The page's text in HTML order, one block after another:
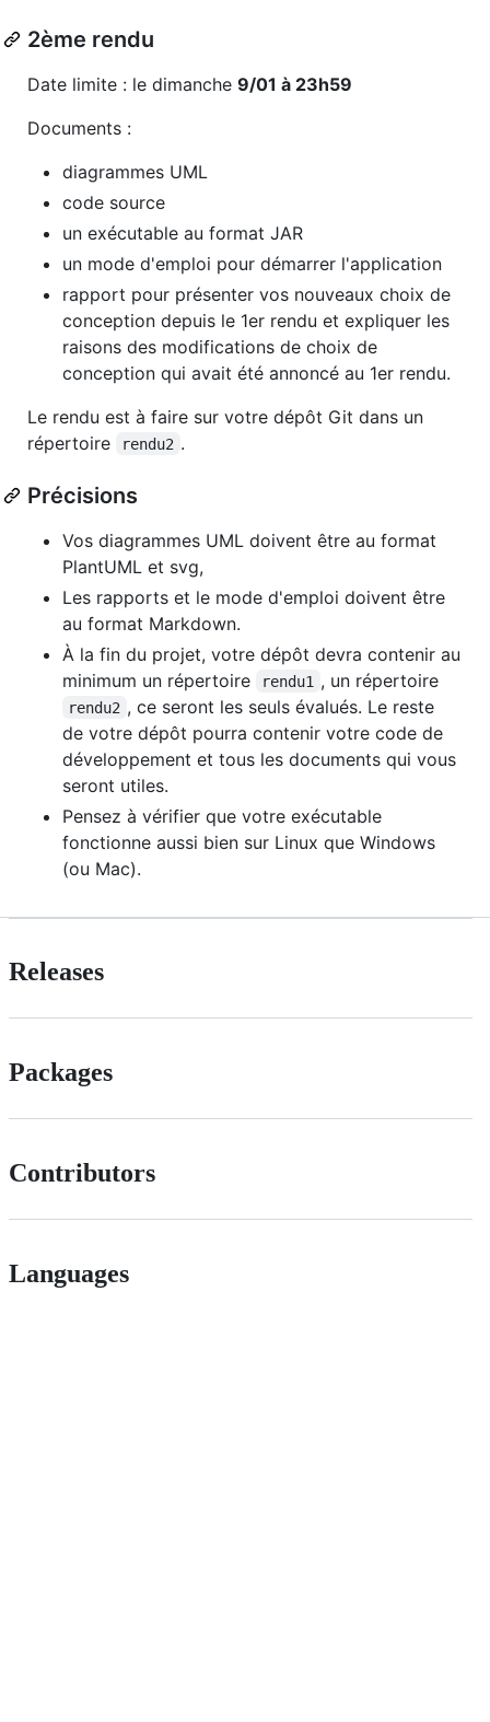
2ème rendu
Date limite : le dimanche 9/01 à 23h59
Documents :
diagrammes UML
code source
un exécutable au format JAR
un mode d'emploi pour démarrer l'application
rapport pour présenter vos nouveaux choix de
conception depuis le 1er rendu et expliquer les
raisons des modifications de choix de
conception qui avait été annoncé au 1er rendu.
Le rendu est à faire sur votre dépôt Git dans un
répertoire
rendu2 .
Précisions
Vos diagrammes UML doivent être au format
PlantUML et svg,
Les rapports et le mode d'emploi doivent être
au format Markdown.
À la fin du projet, votre dépôt devra contenir au
minimum un répertoire
rendu1 , un répertoire
rendu2 , ce seront les seuls évalués. Le reste
de votre dépôt pourra contenir votre code de
développement et tous les documents qui vous
seront utiles.
Pensez à vérifier que votre exécutable
fonctionne aussi bien sur Linux que Windows
(ou Mac).
Releases
Packages
Contributors
Languages